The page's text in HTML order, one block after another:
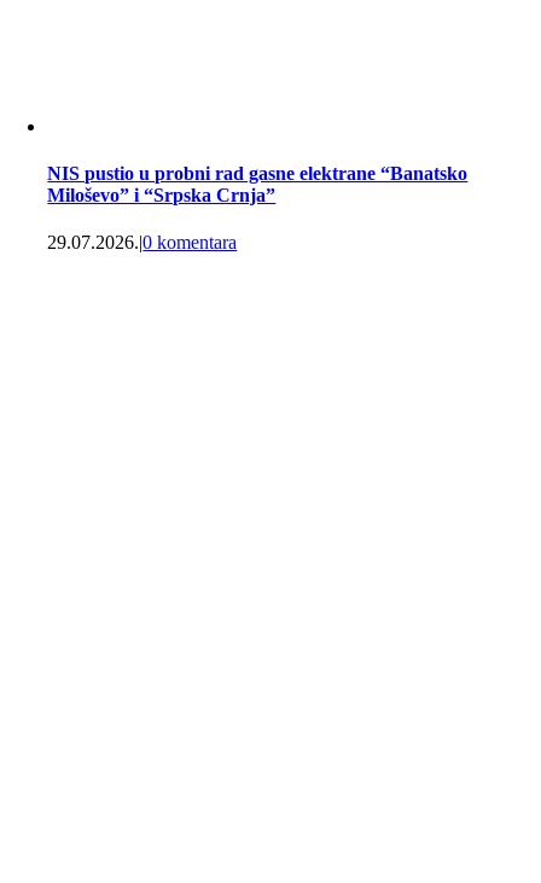
NIS pustio u probni rad gasne elektrane “Banatsko
Miloševo” i “Srpska Crnja”
29.07.2026.|0 komentara